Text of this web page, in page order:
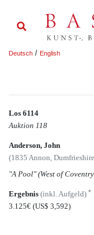
Deutsch / English
Los 6114
Auktion 118
Anderson, John
(1835 Annon,
"A Pool" (West of
Ergebnis (inkl. Aufgeld) *
3.125€ (US$ 3,592)